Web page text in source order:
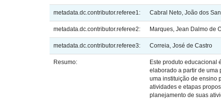
metadata.dc.contributor.referee1: Cabral Neto, João dos
metadata.dc.contributor.referee2: Marques, Jean Dalmo de
metadata.dc.contributor.referee3: Correia, José de Castro
Resumo:
Este produto educacional
elaborado a partir de uma
uma instituição de ensino
atividades e etapas
planejamento de suas